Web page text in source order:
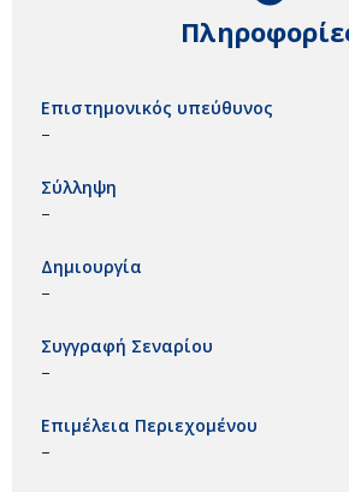
Επιστημονικός υπεύθυνος
–
Σύλληψη
–
Δημιουργία
–
Συγγραφή Σεναρίου
–
Επιμέλεια Περιεχομένου
–